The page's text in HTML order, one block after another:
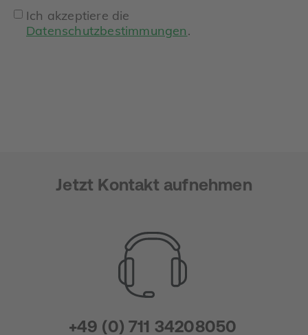
Ich akzeptiere die
Datenschutzbestimmungen.
Jetzt Kontakt aufnehmen
+49 (0) 711 34208050